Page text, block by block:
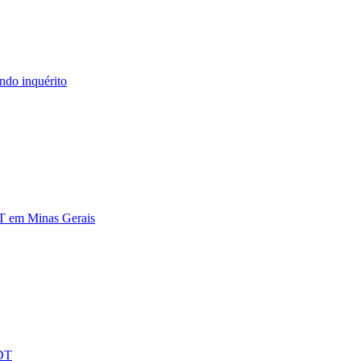
inquérito
em Minas Gerais